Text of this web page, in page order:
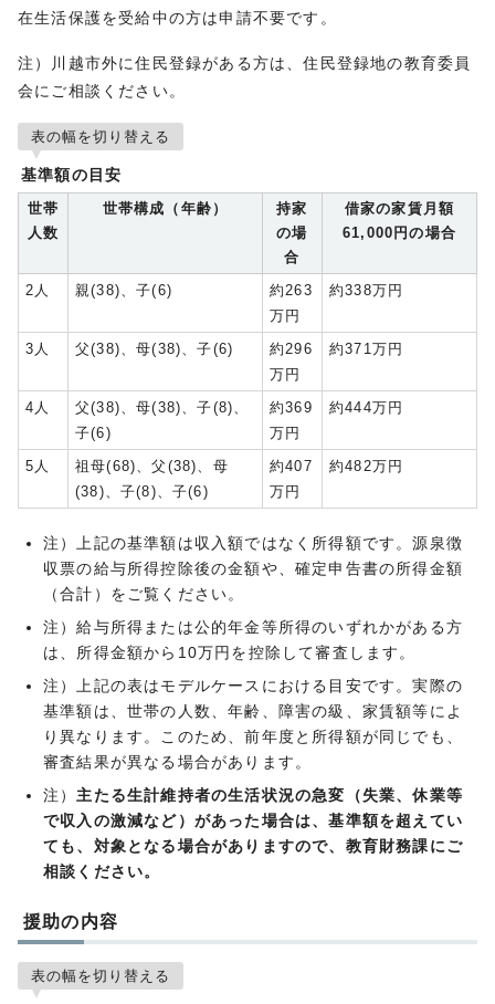
在生活保護を受給中の方は申請不要です。
注）川越市外に住民登録がある方は、住民登録地の教育委員
会にご相談ください。
表の幅を切り替える
基準額の目安
世帯
人数
世帯構成（年齢）
持家
の場
合
借家の家賃月額
61,000円の場合
2人 親(38)、子(6)
約263
万円
約338万円
3人 父(38)、母(38)、子(6)
約296
万円
約371万円
4人
父(38)、母(38)、子(8)、
子(6)
約369
万円
約444万円
5人
祖母(68)、父(38)、母
(38)、子(8)、子(6)
約407
万円
約482万円
注）上記の基準額は収入額ではなく所得額です。源泉徴
収票の給与所得控除後の金額や、確定申告書の所得金額
（合計）をご覧ください。
注）給与所得または公的年金等所得のいずれかがある方
は、所得金額から10万円を控除して審査します。
注）上記の表はモデルケースにおける目安です。実際の
基準額は、世帯の人数、年齢、障害の級、家賃額等によ
り異なります。このため、前年度と所得額が同じでも、
審査結果が異なる場合があります。
注） 主たる生計維持者の生活状況の急変（失業、休業等
で収入の激減など）があった場合は、基準額を超えてい
ても、対象となる場合がありますので、教育財務課にご
相談ください。
援助の内容
表の幅を切り替える